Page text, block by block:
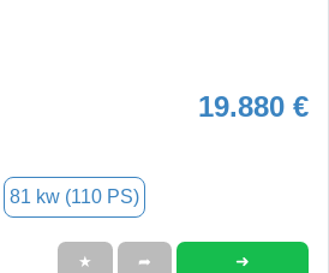
19.880 €
81 kw (110 PS)
★ ➦ ➜